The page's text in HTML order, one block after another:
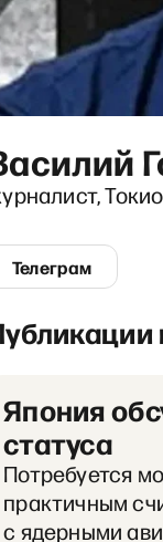
Токио
Телеграм
Япония
статуса
Потребуется
практичным
с ядерными